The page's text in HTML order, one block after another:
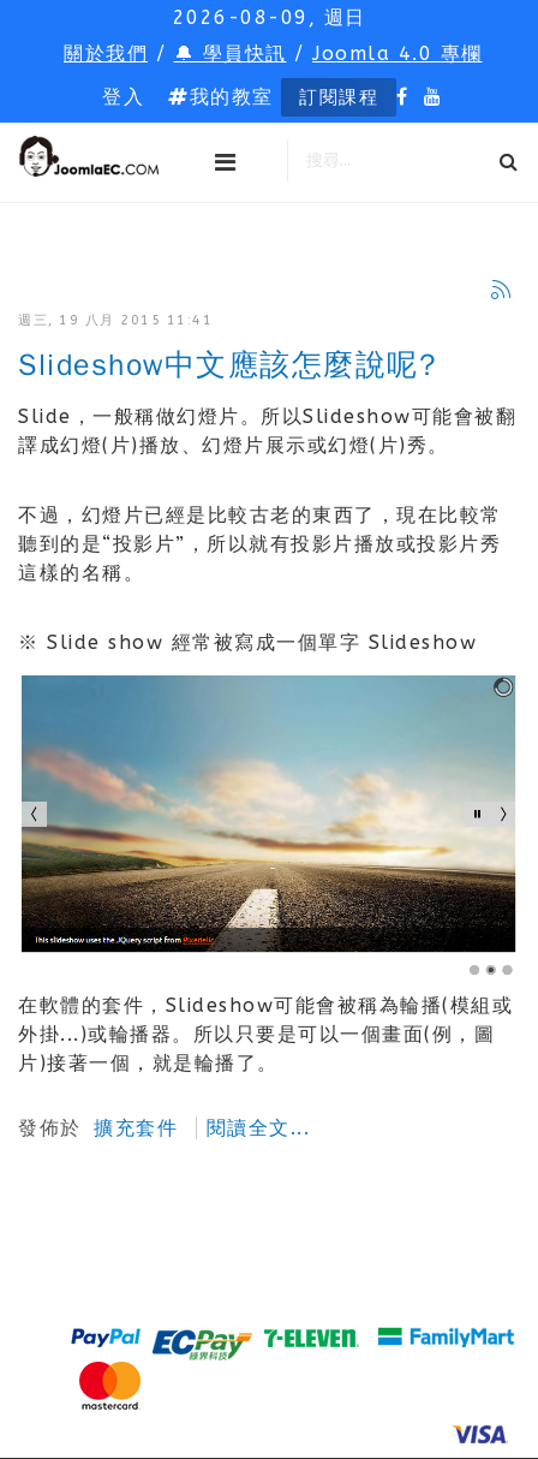
2026-08-09, 週日
關於我們 / 🔔 學員快訊 /Joomla 4.0 專欄
登入
我的教室 訂閱課程
週三, 19 八月 2015 11:41
Slideshow中文應該怎麼說呢?
Slide，一般稱做幻燈片。所以Slideshow可能會被翻
譯成幻燈(片)播放、幻燈片展示或幻燈(片)秀。
不過，幻燈片已經是比較古老的東西了，現在比較常
聽到的是“投影片”，所以就有投影片播放或投影片秀
這樣的名稱。
※ Slide show 經常被寫成一個單字 Slideshow
在軟體的套件，Slideshow可能會被稱為輪播(模組或
外掛...)或輪播器。所以只要是可以一個畫面(例，圖
片)接著一個，就是輪播了。
發佈於 擴充套件 閱讀全文...